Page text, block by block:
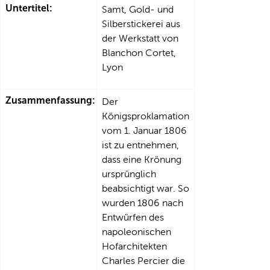
Untertitel:
Samt, Gold- und
Silberstickerei aus
der Werkstatt von
Blanchon Cortet,
Lyon
Zusammenfassung:
Der
Königsproklamation
vom 1. Januar 1806
ist zu entnehmen,
dass eine Krönung
ursprünglich
beabsichtigt war. So
wurden 1806 nach
Entwürfen des
napoleonischen
Hofarchitekten
Charles Percier die